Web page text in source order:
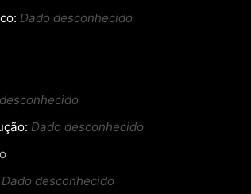
Dado desconhecido
Dado desconhecido
Dado desconhecido